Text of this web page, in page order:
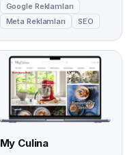
Google Reklamları
Meta Reklamları
SEO
My Culina